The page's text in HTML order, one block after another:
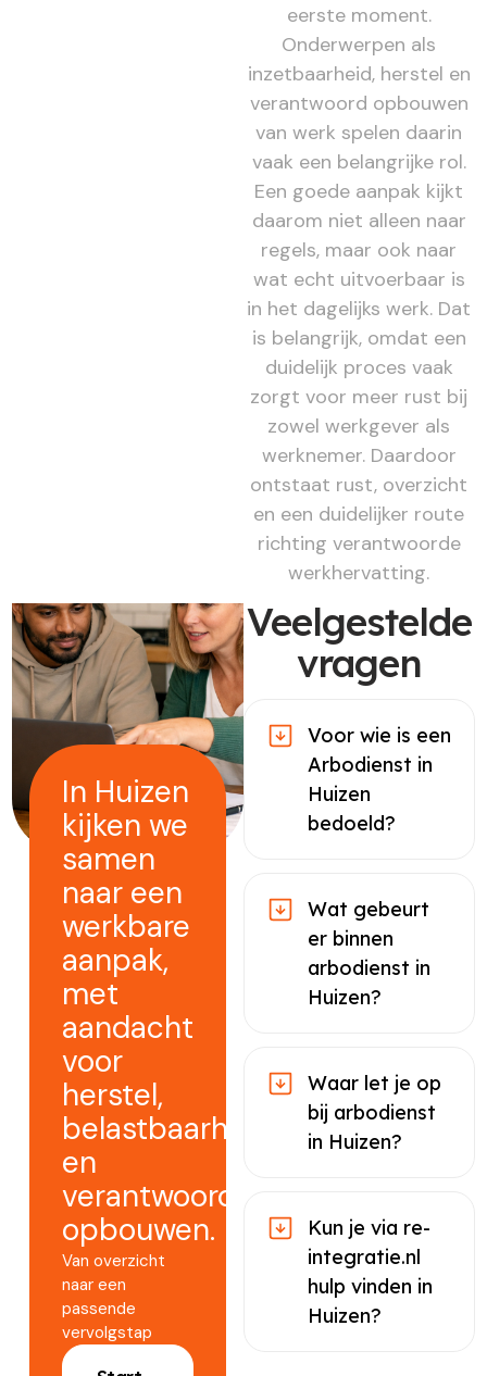
eerste moment.
Onderwerpen als
inzetbaarheid, herstel en
verantwoord opbouwen
van werk spelen daarin
vaak een belangrijke rol.
Een goede aanpak kijkt
daarom niet alleen naar
regels, maar ook naar
wat echt uitvoerbaar is
in het dagelijks werk. Dat
is belangrijk, omdat een
duidelijk proces vaak
zorgt voor meer rust bij
zowel werkgever als
werknemer. Daardoor
ontstaat rust, overzicht
en een duidelijker route
richting verantwoorde
werkhervatting.
In Huizen
kijken we
samen
naar een
werkbare
aanpak,
met
aandacht
voor
herstel,
belastbaarheid
en
verantwoord
opbouwen.
Van overzicht
naar een
passende
vervolgstap
Veelgestelde
vragen
Voor wie is een
Arbodienst in
Huizen
bedoeld?
Wat gebeurt
er binnen
arbodienst in
Huizen?
Waar let je op
bij arbodienst
in Huizen?
Kun je via re-
integratie.nl
hulp vinden in
Huizen?